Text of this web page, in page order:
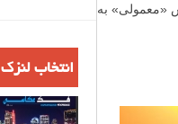
«معمولی» به
انتخاب لنزک